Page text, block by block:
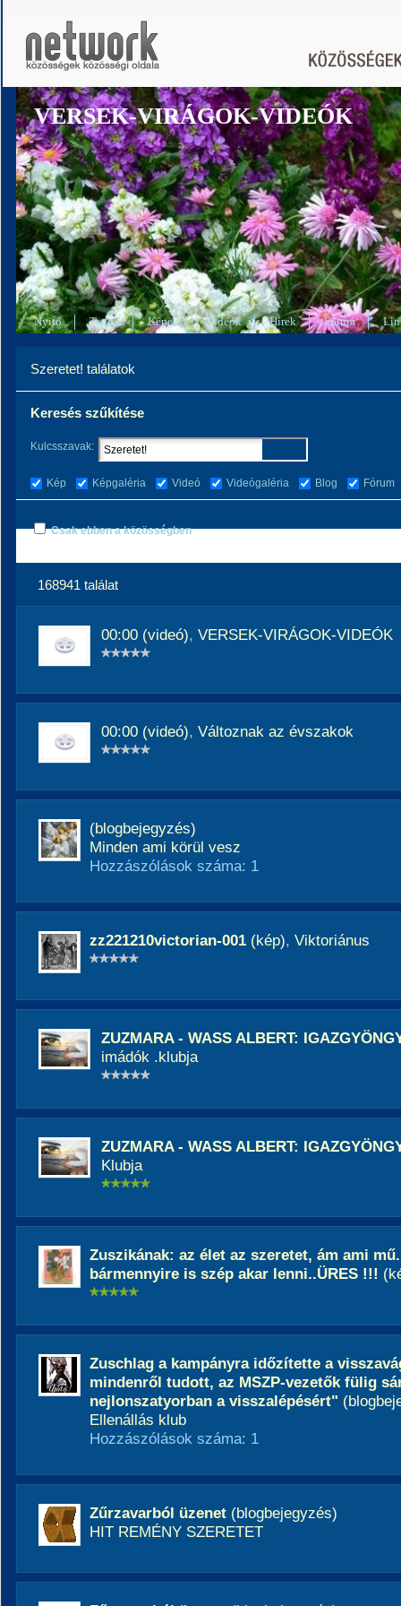
VERSEK-VIRÁGOK-VIDEÓK
Nyitó Tagok Képek Videók Hírek Fórum
Szeretet! találatok
Keresés szűkítése
Kulcsszavak:
Kép Képgaléria Videó Videógaléria Blog Fórum
Csak ebben a közösségben
168941 találat
00:00 (videó), VERSEK-VIRÁGOK-VIDEÓK
00:00 (videó), Változnak az évszakok
(blogbejegyzés)
Minden ami körül vesz
Hozzászólások száma: 1
zz221210victorian-001 (kép), Viktoriánus
ZUZMARA - WASS ALBERT:
imádók .klubja
ZUZMARA - WASS ALBERT:
Klubja
Zuszikának: az élet az szeretet, ám ami
bármennyire is szép akar lenni..ÜRES !!!
Zuschlag a kampányra időzítette a
mindenről tudott, az MSZP-vezetők fülig
nejlonszatyorban a visszalépésért"
Ellenállás klub
Hozzászólások száma: 1
Zűrzavarból üzenet (blogbejegyzés)
HIT REMÉNY SZERETET